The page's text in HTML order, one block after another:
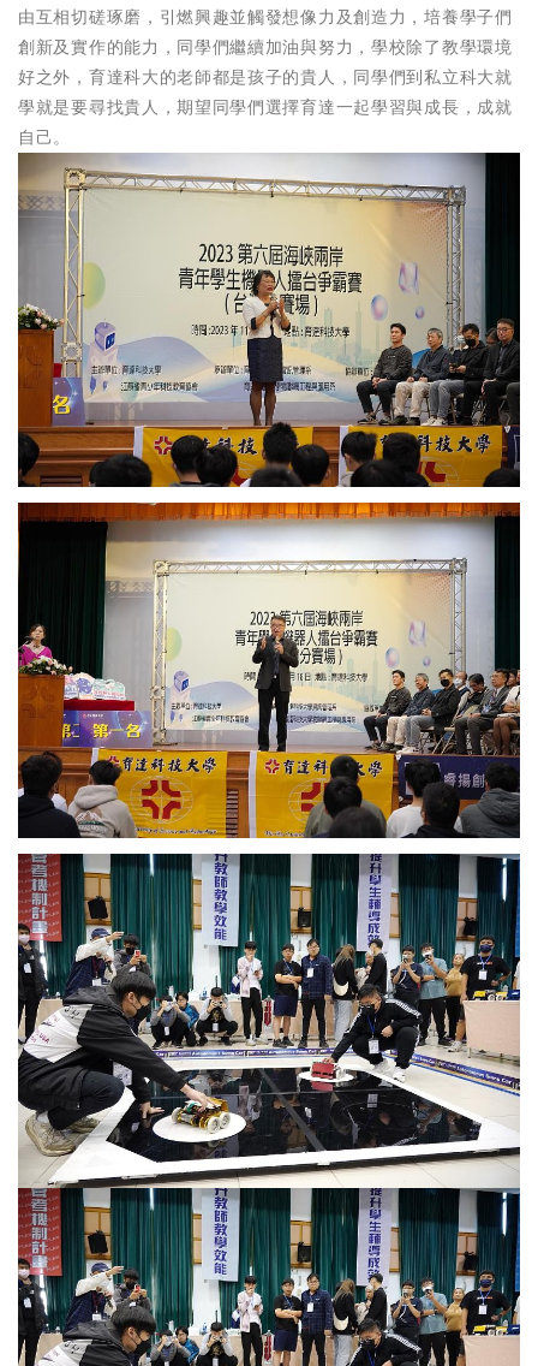
由互相切磋琢磨，引燃興趣並觸發想像力及創造力，培養學子們
創新及實作的能力，同學們繼續加油與努力，學校除了教學環境
好之外，育達科大的老師都是孩子的貴人，同學們到私立科大就
學就是要尋找貴人，期望同學們選擇育達一起學習與成長，成就
自己。